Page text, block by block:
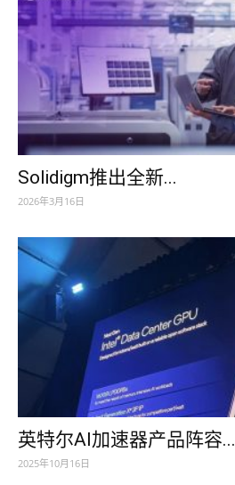
Solidigm推出全新...
2026年3月16日
英特尔AI加速器产品阵容...
2025年10月16日